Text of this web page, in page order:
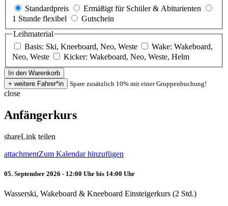
Standardpreis
Ermäßigt für Schüler & Abiturienten
1 Stunde flexibel
Gutschein
Leihmaterial
Basis: Ski, Kneeboard, Neo, Weste
Wake: Wakeboard,
Neo, Weste
Kicker: Wakeboard, Neo, Weste, Helm
Spare zusätzlich 10% mit einer Gruppenbuchung!
close
Anfängerkurs
shareLink teilen
attachmentZum Kalendar hinzufügen
05. September 2026 - 12:00 Uhr bis 14:00 Uhr
Wasserski, Wakeboard & Kneeboard Einsteigerkurs (2 Std.)